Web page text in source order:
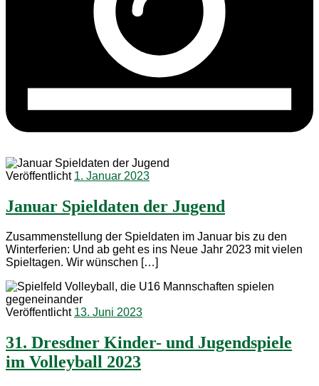
Veröffentlicht 1. Januar 2023
Januar Spieldaten der Jugend
Zusammenstellung der Spieldaten im Januar bis zu den
Winterferien: Und ab geht es ins Neue Jahr 2023 mit vielen
Spieltagen. Wir wünschen […]
Veröffentlicht 13. Juni 2023
31. Dresdner Kinder- und Jugendspiele
im Volleyball 2023